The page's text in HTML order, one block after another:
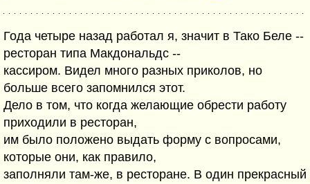
Года четыре назад работал я, значит в Тако Беле --
ресторан типа Макдональдс --
кассиром. Видел много разных приколов, но
больше всего запомнился этот.
Дело в том, что когда желающие обрести работу
приходили в ресторан,
им было положено выдать форму с вопросами,
которые они, как правило,
заполняли там-же, в ресторане. В один прекрасный